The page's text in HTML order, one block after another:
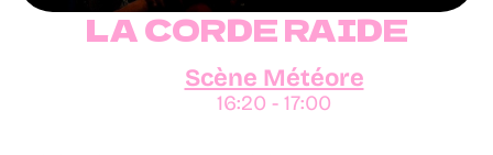
LA CORDE RAIDE
Scène Météore
16:20 - 17:00